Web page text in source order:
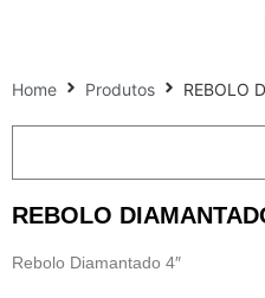
Home Produtos REBOLO
REBOLO
Rebolo Diamantado 4″